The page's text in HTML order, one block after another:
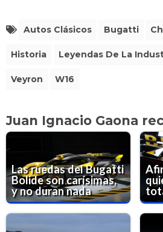
Autos Clásicos Bugatti
Historia Leyendas De La
Veyron W16
Juan Ignacio Gaona
Las ruedas del Bugatti
Bolide son carísimas,
y no duran nada